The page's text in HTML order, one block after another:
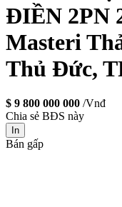
ĐIỀN 2PN
Masteri
Thủ Đức,
$ 9 800 000 000 /Vnđ
Chia sẻ BĐS này
In
Bán gấp